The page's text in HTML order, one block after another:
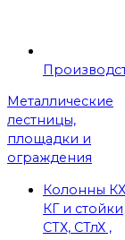
Металлические
лестницы,
площадки и
ограждения
Колонны
КГ и стойки
СТХ, СТлХ ,